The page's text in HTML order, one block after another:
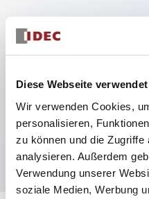
Diese Webseite
Wir verwenden Cookies,
personalisieren,
zu können und die
analysieren. Außerdem
Verwendung unserer
soziale Medien, Werbung
Hauptmerkmale
Mehrfachbefestigung
eine hochsichere
Schutzart IP65